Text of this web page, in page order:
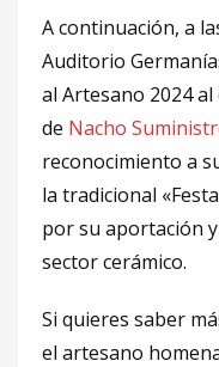
A continuación, a
Auditorio
al Artesano 2024
de Nacho
reconocimiento a
la tradicional
por su aportación
sector cerámico.
Si quieres saber
el artesano